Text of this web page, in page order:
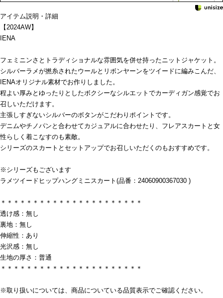
アイテム説明・詳細
【2024AW】
IENA
フェミニンさとトラディショナルな雰囲気を併せ持ったニットジャケット。
シルバーラメが撚糸されたウールとリボンヤーンをツイードに編みこんだ、
IENAオリジナル素材でお作りしました。
程よい厚みとゆったりとしたボクシーなシルエットでカーディガン感覚でお
召しいただけます。
主張しすぎないシルバーのボタンがこだわりポイントです。
デニムやチノパンと合わせてカジュアルに合わせたり、フレアスカートと女
性らしく着こなすのも素敵。
シリーズのスカートとセットアップでお召しいただくのもおすすめです。
※シリーズもございます
ラメツイードヒップハングミニスカート(品番：24060900367030 )
＊＊＊＊＊＊＊＊＊＊＊＊＊＊＊＊＊＊＊＊＊＊
透け感：無し
裏地：無し
伸縮性：あり
光沢感：無し
生地の厚さ：普通
＊＊＊＊＊＊＊＊＊＊＊＊＊＊＊＊＊＊＊＊＊＊
※取り扱いについては、商品についている品質表示でご確認ください。